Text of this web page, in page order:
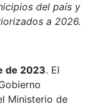
del país y
a 2026.
de 2023. El
Ministerio de